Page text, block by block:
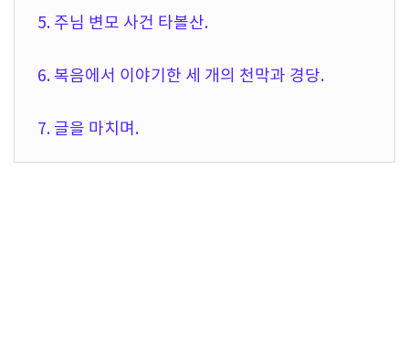
5. 주님 변모 사건 타볼산.
6. 복음에서 이야기한 세 개의 천막과 경당.
7. 글을 마치며.